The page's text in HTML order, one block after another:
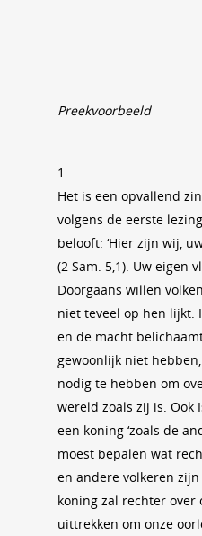
Preekvoorbeeld
1.
Het is een opvallend
volgens de eerste
belooft: ‘Hier zijn wij,
(2 Sam. 5,1). Uw eigen
Doorgaans willen
niet teveel op hen lijkt.
en de macht
gewoonlijk niet
nodig te hebben om
wereld zoals zij is. Ook
een koning ‘zoals de
moest bepalen wat
en andere volkeren zijn
koning zal rechter over
uittrekken om onze